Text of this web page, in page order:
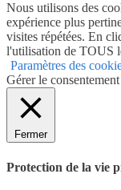
Nous utilisons des
expérience plus
visites répétées. En
l'utilisation de TOUS
Paramètres des
Gérer le consentement
Fermer
Protection de la vie